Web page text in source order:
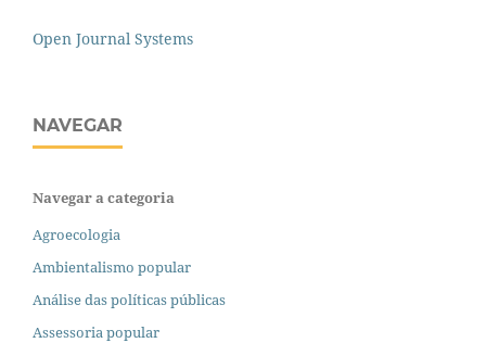
Open Journal Systems
NAVEGAR
Navegar a categoria
Agroecologia
Ambientalismo popular
Análise das políticas públicas
Assessoria popular